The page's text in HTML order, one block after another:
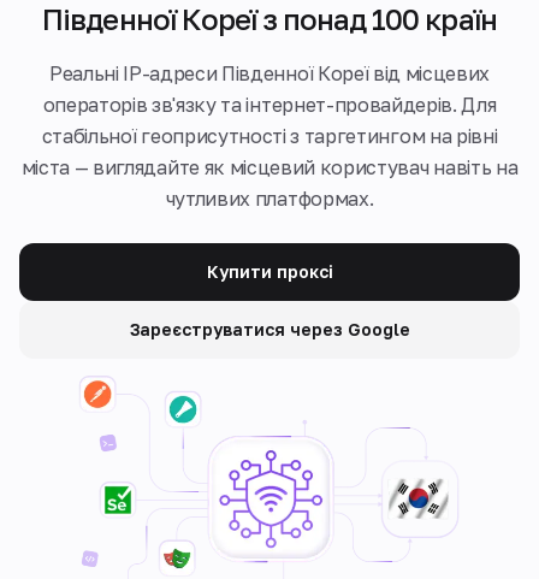
Південної Кореї з понад 100 країн
Реальні IP-адреси Південної Кореї від місцевих
операторів зв'язку та інтернет-провайдерів. Для
стабільної геоприсутності з таргетингом на рівні
міста — виглядайте як місцевий користувач навіть на
чутливих платформах.
Купити проксі
Зареєструватися через Google